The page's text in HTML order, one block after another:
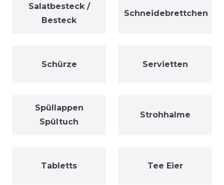
Salatbesteck /
Besteck
Schneidebrettchen
Schürze Servietten
Spüllappen
Spültuch
Strohhalme
Tabletts Tee Eier